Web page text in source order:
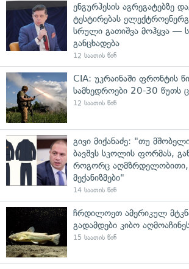
ენგურჰესის აგრეგატებზე
ტესტირებას
სრული გათიშვა მოჰყვა —
განცხადება
12 საათის წინ
CIA: უკრაინაში ფრონტის
სამხედროები 20-30 წუთს
12 საათის წინ
გივი მიქანაძე: "თუ
ბავშვს სკოლის ფორმას,
როგორც აღმზრდელობითი,
მექანიზმები"
14 საათის წინ
ჩრდილოეთ ამერიკულ
გადამდები კიბო
15 საათის წინ